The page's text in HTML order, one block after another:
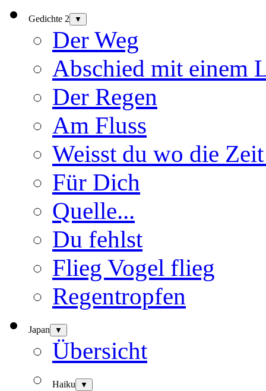
Gedichte 2 ▼
Der Weg
Abschied mit einem
Der Regen
Am Fluss
Weisst du wo die
Für Dich
Quelle...
Du fehlst
Flieg Vogel flieg
Regentropfen
Japan ▼
Übersicht
Haiku ▼